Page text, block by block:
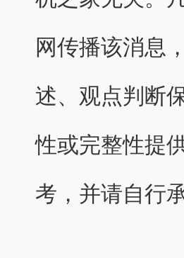
网传播该消息
述、观点判断
性或完整性提
考，并请自行